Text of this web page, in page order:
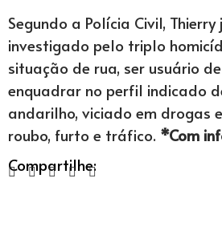
Segundo a Polícia Civil, Thierry
investigado pelo triplo
situação de rua, ser usuário
enquadrar no perfil indicado
andarilho, viciado em drogas
roubo, furto e tráfico. *Com
Compartilhe: